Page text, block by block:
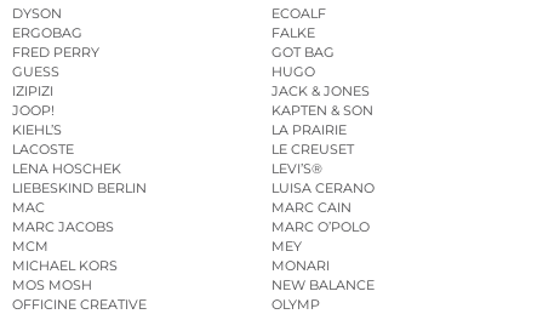
DYSON
ECOALF
ERGOBAG
FALKE
FRED PERRY
GOT BAG
GUESS
HUGO
IZIPIZI
JACK & JONES
JOOP!
KAPTEN & SON
KIEHL’S
LA PRAIRIE
LACOSTE
LE CREUSET
LENA HOSCHEK
LEVI’S®
LIEBESKIND BERLIN
LUISA CERANO
MAC
MARC CAIN
MARC JACOBS
MARC O’POLO
MCM
MEY
MICHAEL KORS
MONARI
MOS MOSH
NEW BALANCE
OFFICINE CREATIVE
OLYMP